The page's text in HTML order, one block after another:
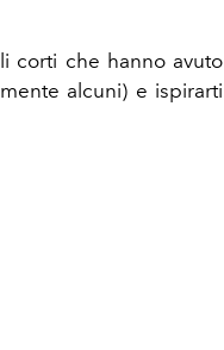
corti che hanno avuto
alcuni) e ispirarti